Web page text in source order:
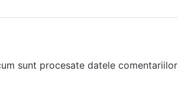
sunt procesate datele comentariilor